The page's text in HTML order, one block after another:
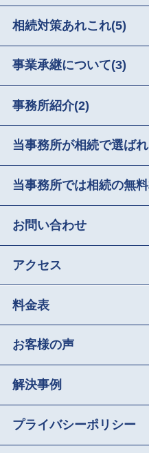
相続対策あれこれ(5)
事業承継について(3)
事務所紹介(2)
当事務所が相続で選ば
当事務所では相続の無
お問い合わせ
アクセス
料金表
お客様の声
解決事例
プライバシーポリシー